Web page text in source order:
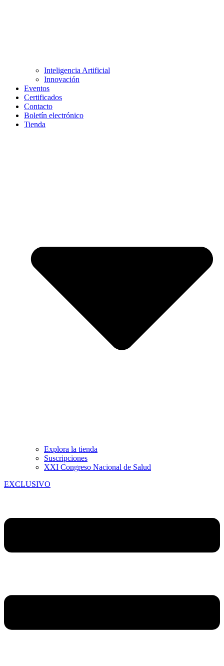
Inteligencia Artificial
Innovación
Eventos
Certificados
Contacto
Boletín electrónico
Tienda
Explora la tienda
Suscripciones
XXI Congreso Nacional de Salud
EXCLUSIVO